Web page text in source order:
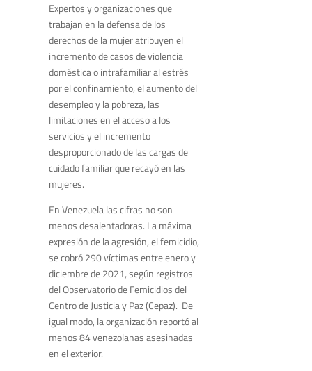
Expertos y organizaciones que
trabajan en la defensa de los
derechos de la mujer atribuyen el
incremento de casos de violencia
doméstica o intrafamiliar al estrés
por el confinamiento, el aumento del
desempleo y la pobreza, las
limitaciones en el acceso a los
servicios y el incremento
desproporcionado de las cargas de
cuidado familiar que recayó en las
mujeres.
En Venezuela las cifras no son
menos desalentadoras. La máxima
expresión de la agresión, el femicidio,
se cobró 290 víctimas entre enero y
diciembre de 2021, según registros
del Observatorio de Femicidios del
Centro de Justicia y Paz (Cepaz). De
igual modo, la organización reportó al
menos 84 venezolanas asesinadas
en el exterior.